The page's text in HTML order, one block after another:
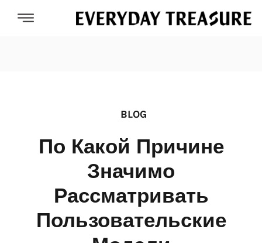
BLOG
По Какой Причине
Значимо
Рассматривать
Пользовательские